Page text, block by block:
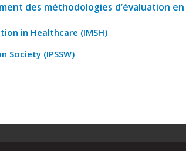
des méthodologies d’évaluation en
in Healthcare (IMSH)
Society (IPSSW)